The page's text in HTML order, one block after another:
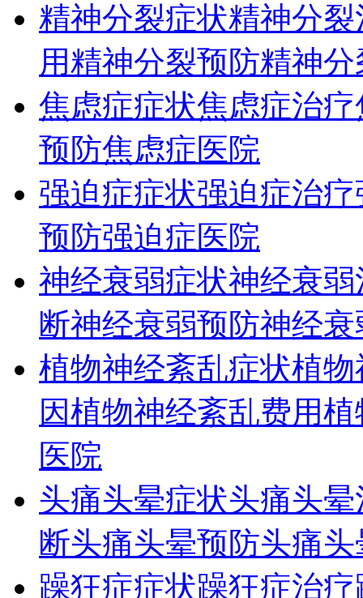
精神分裂症状精神分裂
用精神分裂预防精神
焦虑症症状焦虑症治疗
预防焦虑症医院
强迫症症状强迫症治疗
预防强迫症医院
神经衰弱症状神经衰弱
断神经衰弱预防神经
植物神经紊乱症状植物
因植物神经紊乱费用植
医院
头痛头晕症状头痛头
断头痛头晕预防头痛
躁狂症症状躁狂症治疗